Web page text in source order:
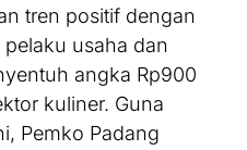
tren positif dengan
usaha dan
angka Rp900
kuliner. Guna
Pemko Padang